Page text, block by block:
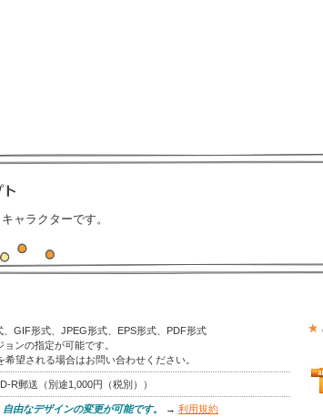
ャラクターです。
、GIF形式、JPEG形式、EPS形式、PDF形式
ンの指定が可能です。
望される場合はお問い合わせください。
R郵送（別途1,000円（税別））
由なデザインの変更が可能です。 →利用規約